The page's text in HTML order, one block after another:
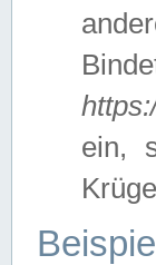
ein,